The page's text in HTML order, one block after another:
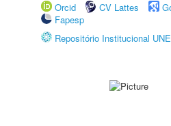
Orcid
CV Lattes
Fapesp
Repositório Institucional